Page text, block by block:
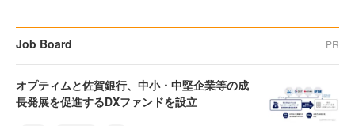
Job Board PR
オプティムと佐賀銀行、中小・中堅企業等の成
長発展を促進するDXファンドを設立